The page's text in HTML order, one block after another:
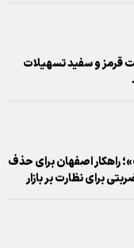
قرمز و سفید تسهیلات
راهکار اصفهان برای حذف
برای نظارت بر بازار